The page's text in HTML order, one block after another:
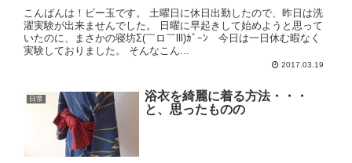
こんばんは！ビー玉です。 土曜日に休日出勤したので、昨日は洗
濯実験が出来ませんでした。 日曜に早起きして始めようと思って
いたのに、まさかの寝坊Σ(￣ロ￣lll)ｶﾞｰﾝ 今日は一日休む暇なく
実験しておりました。 そんなこん...
2017.03.19
日常
浴衣を綺麗に着る方法・・・
と、思ったものの